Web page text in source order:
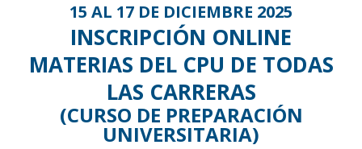
15 AL 17 DE DICIEMBRE 2025
INSCRIPCIÓN ONLINE
MATERIAS DEL CPU DE TODAS
LAS CARRERAS
(CURSO DE PREPARACIÓN
UNIVERSITARIA)